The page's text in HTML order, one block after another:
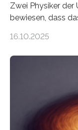
Zwei Physiker
bewiesen, dass
Größenordnung
Quantenmotoren
die Herleitung.
16.10.2025